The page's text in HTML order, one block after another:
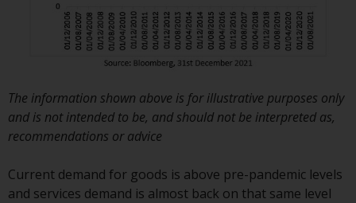
Act von 1940 („40 Act Funds“)
registriert sind. Die 40 Act Funds
akzeptieren im Allgemeinen keine
Nicht-US-Personen kann es
gestattet werden in einen 40-Act-
Fonds zu investieren,
erhöhten Sorgfaltspflicht.
The information shown above is for illustrative purposes only
and is not intended to be, and should not be interpreted as,
recommendations or advice
Current demand for goods is above pre-pandemic levels
and services demand is almost back on that same level